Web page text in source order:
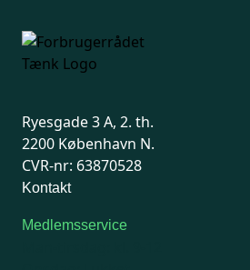
Ryesgade 3 A, 2. th.
2200 København N.
CVR-nr: 63870528
Kontakt
Medlemsservice